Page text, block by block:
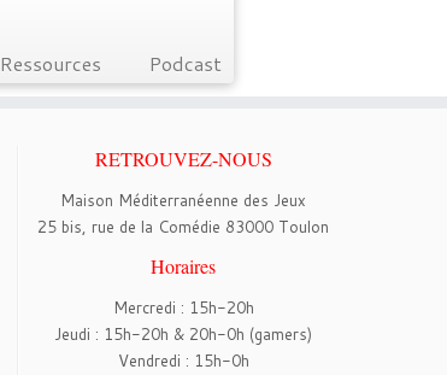
Ressources Podcast
RETROUVEZ-NOUS
Maison Méditerranéenne des Jeux
25 bis, rue de la Comédie 83000 Toulon
Horaires
Mercredi : 15h-20h
Jeudi : 15h-20h & 20h-0h (gamers)
Vendredi : 15h-0h